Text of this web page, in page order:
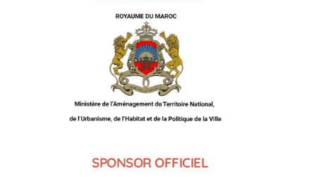
SPONSOR OFFICIEL